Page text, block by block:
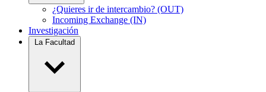
¿Quieres ir de intercambio? (OUT)
Incoming Exchange (IN)
Investigación
La Facultad